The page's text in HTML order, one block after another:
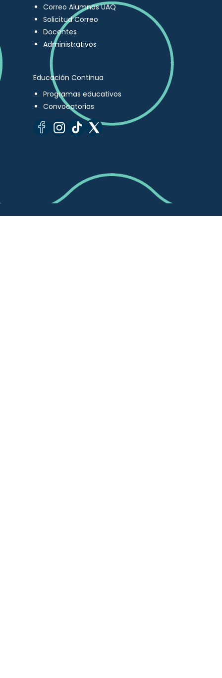
Correo Alumnos UAQ
Solicitud Correo
Docentes
Administrativos
Educación Continua
Programas educativos
Convocatorias